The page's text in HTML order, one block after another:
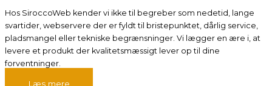
Hos SiroccoWeb kender vi ikke til begreber som nedetid, lange
svartider, webservere der er fyldt til bristepunktet, dårlig service,
pladsmangel eller tekniske begrænsninger. Vi lægger en ære i, at
levere et produkt der kvalitetsmæssigt lever op til dine
forventninger.
Læs mere